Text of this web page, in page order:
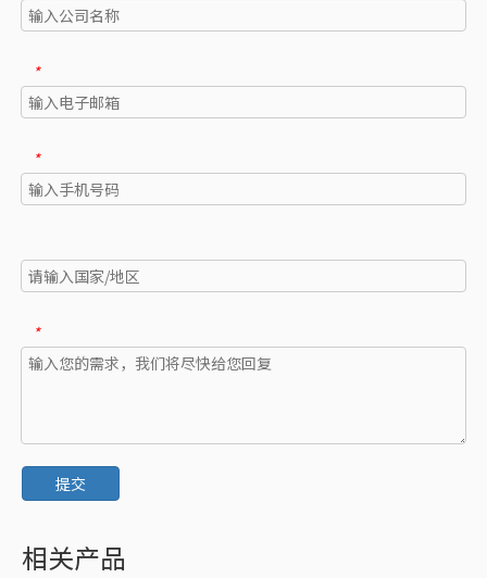
*
*
*
提交
相关产品